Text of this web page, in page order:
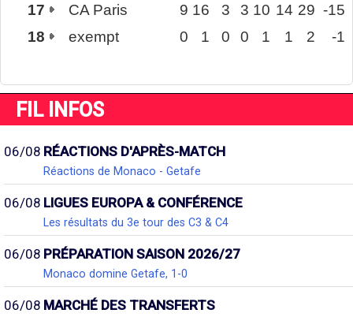
17
CA Paris 9 16 3 3 10 14 29 -15
18
exempt 0 1 0 0 1 1 2 -1
FIL INFOS
06/08 RÉACTIONS D'APRÈS-MATCH
Réactions de Monaco - Getafe
06/08 LIGUES EUROPA & CONFÉRENCE
Les résultats du 3e tour des C3 & C4
06/08 PRÉPARATION SAISON 2026/27
Monaco domine Getafe, 1-0
06/08 MARCHÉ DES TRANSFERTS